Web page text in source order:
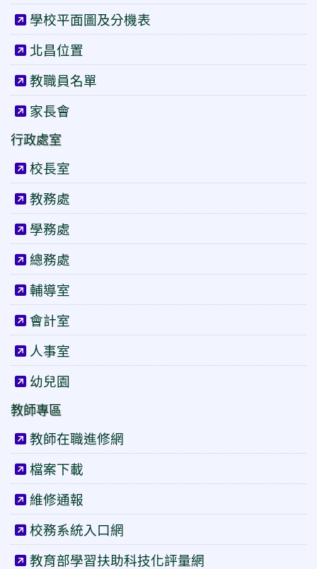
學校平面圖及分機表
北昌位置
教職員名單
家長會
行政處室
校長室
教務處
學務處
總務處
輔導室
會計室
人事室
幼兒園
教師專區
教師在職進修網
檔案下載
維修通報
校務系統入口網
教育部學習扶助科技化評量網